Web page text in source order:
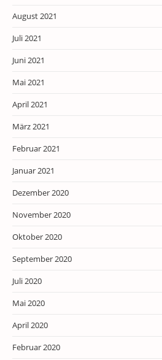
August 2021
Juli 2021
Juni 2021
Mai 2021
April 2021
März 2021
Februar 2021
Januar 2021
Dezember 2020
November 2020
Oktober 2020
September 2020
Juli 2020
Mai 2020
April 2020
Februar 2020